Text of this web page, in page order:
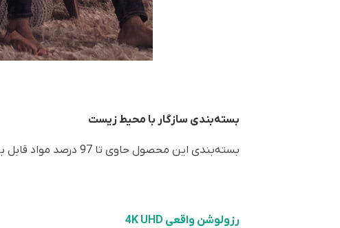
بسته‌بندی سازگار با محیط زیست
بسته‌بندی این محصول حاوی تا 97 درصد مواد قابل بازیافت است.
رزولوشن واقعی 4K UHD